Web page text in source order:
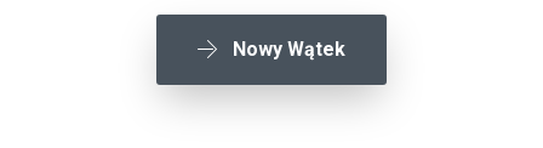
Nowy Wątek